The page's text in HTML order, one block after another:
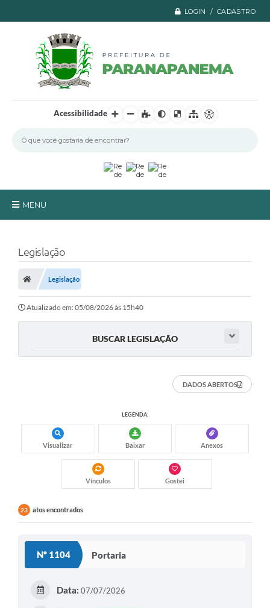
LOGIN / CADASTRO
Acessibilidade
MENU
A Prefeitura
Turismo
Transparência
Fale Conosco
Carta de Serviços
Galeria de Fotos
Transparência
Editais
Legislação
Legislação
Atualizado em: 05/08/2026 às 15h40
BUSCAR LEGISLAÇÃO
DADOS ABERTOS
LEGENDA:
Visualizar Baixar Anexos
Vínculos Gostei
23 atos encontrados
Nº 1104 Portaria
Data: 07/07/2026